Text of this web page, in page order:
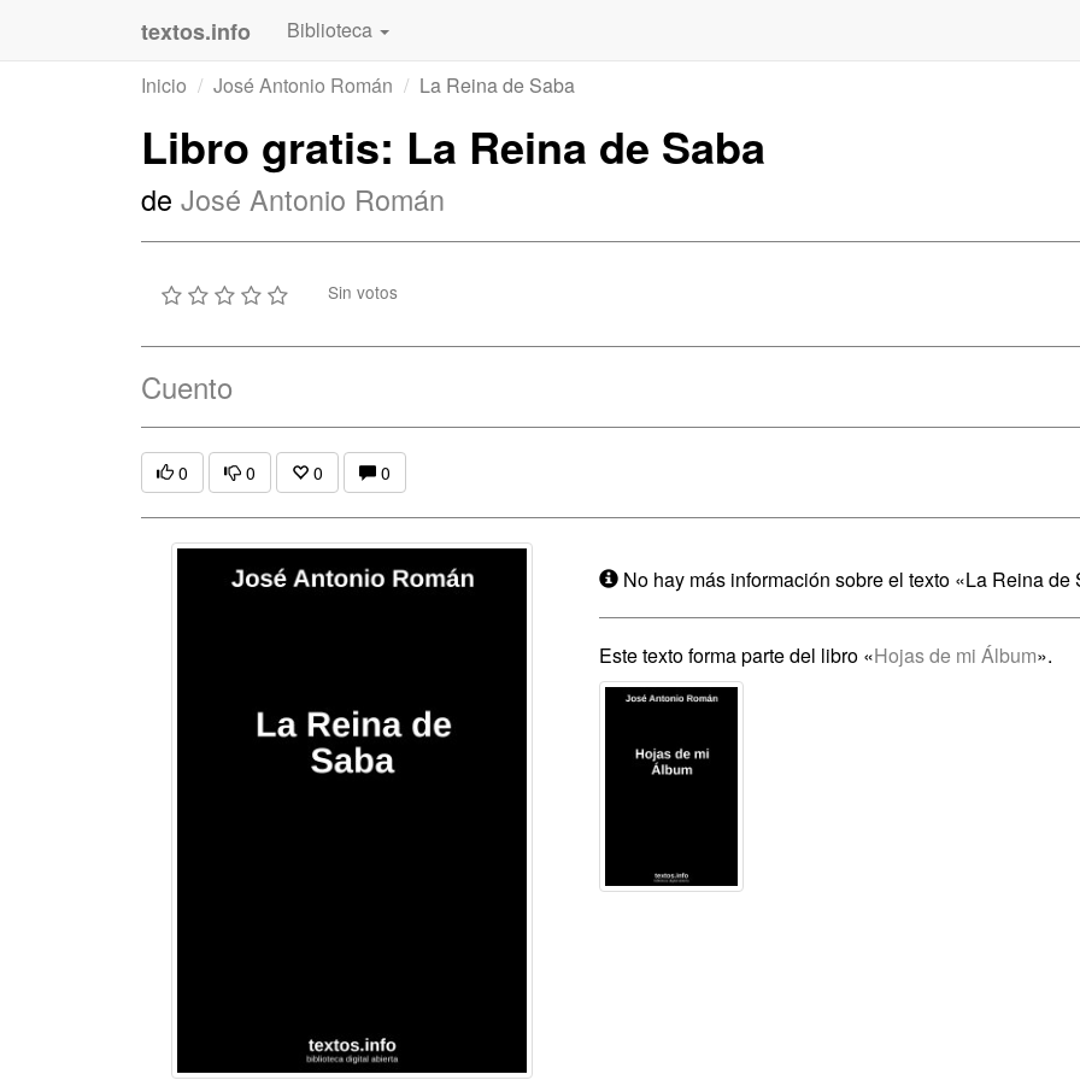
textos.info Biblioteca
Inicio
José Antonio Román La Reina de Saba
Libro gratis: La Reina de Saba
de José Antonio Román
Sin votos
Cuento
0 0 0 0
No hay más información sobre el texto «La Reina de
Este texto forma parte del libro «Hojas de mi Álbum».